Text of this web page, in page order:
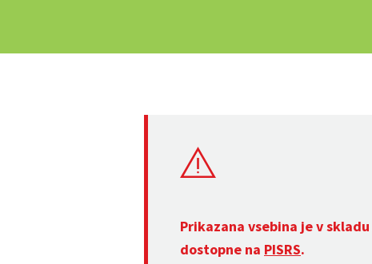
Prikazana vsebina je v
dostopne na PISRS.